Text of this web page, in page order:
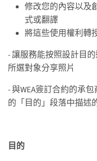
修改您的內容以及
式或翻譯
將這些使用權利轉
- 讓服務能按照設計目
所選對象分享照片
- 與WEA簽訂合約的承
的「目的」段落中描述
目的